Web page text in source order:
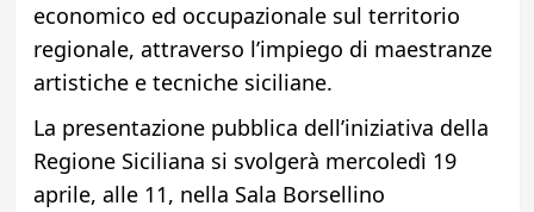
economico ed occupazionale sul territorio
regionale, attraverso l’impiego di maestranze
artistiche e tecniche siciliane.
La presentazione pubblica dell’iniziativa della
Regione Siciliana si svolgerà mercoledì 19
aprile, alle 11, nella Sala Borsellino